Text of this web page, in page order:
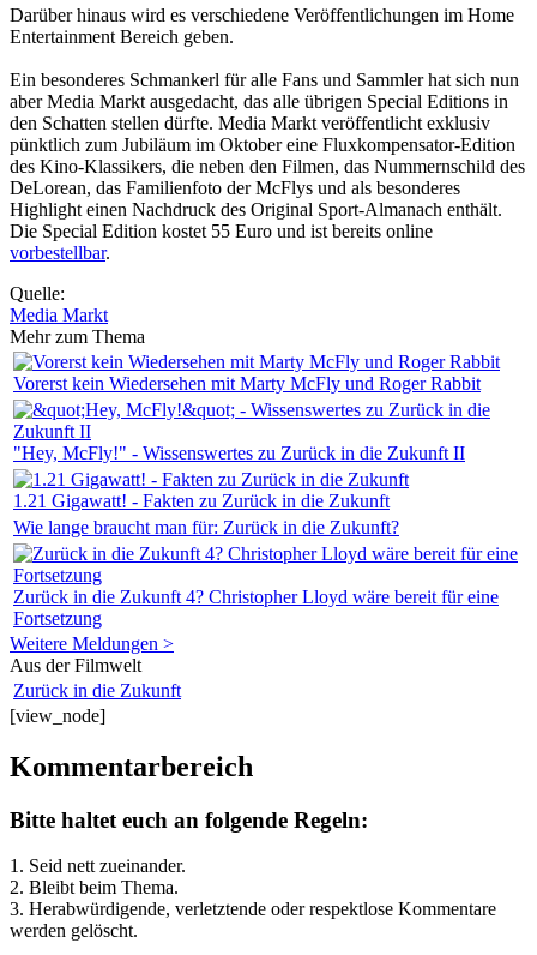
Darüber hinaus wird es verschiedene Veröffentlichungen im Home
Entertainment Bereich geben.
Ein besonderes Schmankerl für alle Fans und Sammler hat sich nun
aber Media Markt ausgedacht, das alle übrigen Special Editions in
den Schatten stellen dürfte. Media Markt veröffentlicht exklusiv
pünktlich zum Jubiläum im Oktober eine Fluxkompensator-Edition
des Kino-Klassikers, die neben den Filmen, das Nummernschild des
DeLorean, das Familienfoto der McFlys und als besonderes
Highlight einen Nachdruck des Original Sport-Almanach enthält.
Die Special Edition kostet 55 Euro und ist bereits online
vorbestellbar.
Quelle:
Media Markt
Mehr zum Thema
Vorerst kein Wiedersehen mit Marty McFly und Roger Rabbit
"Hey, McFly!" - Wissenswertes zu Zurück in die Zukunft II
1.21 Gigawatt! - Fakten zu Zurück in die Zukunft
Wie lange braucht man für: Zurück in die Zukunft?
Zurück in die Zukunft 4? Christopher Lloyd wäre bereit für eine
Fortsetzung
Weitere Meldungen >
Aus der Filmwelt
Zurück in die Zukunft
[view_node]
Kommentarbereich
Bitte haltet euch an folgende Regeln:
1. Seid nett zueinander.
2. Bleibt beim Thema.
3. Herabwürdigende, verletztende oder respektlose Kommentare
werden gelöscht.